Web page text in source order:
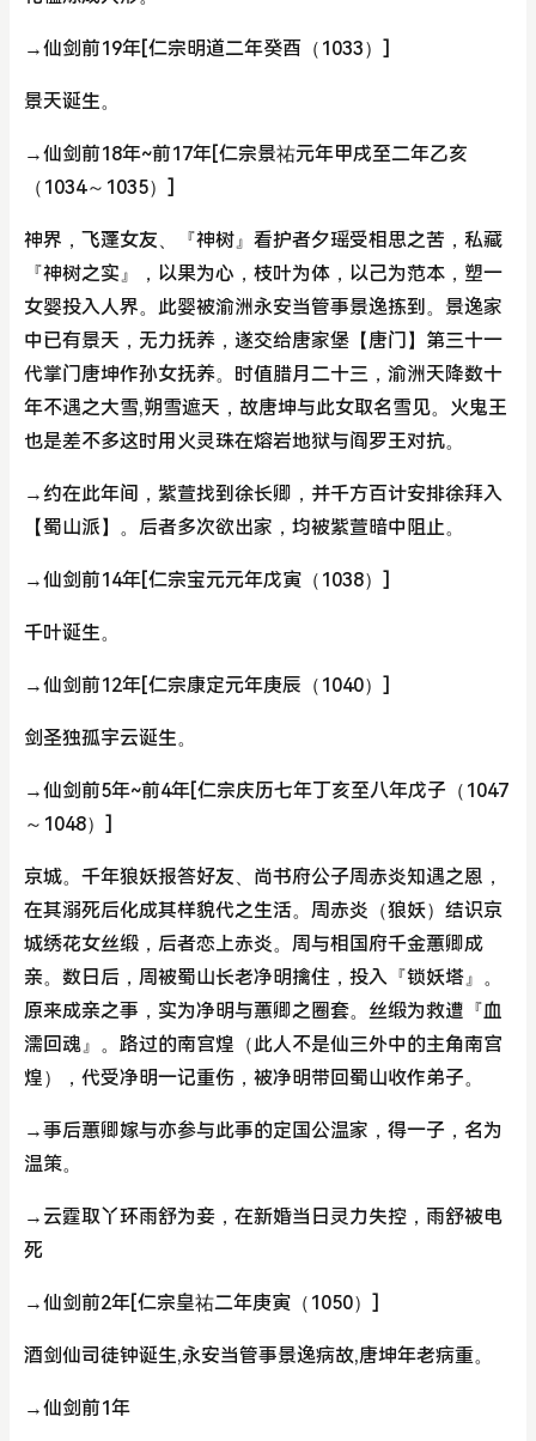
→仙剑前19年[仁宗明道二年癸酉（1033）]
景天诞生。
→仙剑前18年~前17年[仁宗景祐元年甲戌至二年乙亥
（1034～1035）]
神界，飞蓬女友、『神树』看护者夕瑶受相思之苦，私藏
『神树之实』，以果为心，枝叶为体，以己为范本，塑一
女婴投入人界。此婴被渝洲永安当管事景逸拣到。景逸家
中已有景天，无力抚养，遂交给唐家堡【唐门】第三十一
代掌门唐坤作孙女抚养。时值腊月二十三，渝洲天降数十
年不遇之大雪,朔雪遮天，故唐坤与此女取名雪见。火鬼王
也是差不多这时用火灵珠在熔岩地狱与阎罗王对抗。
→约在此年间，紫萱找到徐长卿，并千方百计安排徐拜入
【蜀山派】。后者多次欲出家，均被紫萱暗中阻止。
→仙剑前14年[仁宗宝元元年戊寅（1038）]
千叶诞生。
→仙剑前12年[仁宗康定元年庚辰（1040）]
剑圣独孤宇云诞生。
→仙剑前5年~前4年[仁宗庆历七年丁亥至八年戊子（1047
～1048）]
京城。千年狼妖报答好友、尚书府公子周赤炎知遇之恩，
在其溺死后化成其样貌代之生活。周赤炎（狼妖）结识京
城绣花女丝缎，后者恋上赤炎。周与相国府千金蕙卿成
亲。数日后，周被蜀山长老净明擒住，投入『锁妖塔』。
原来成亲之事，实为净明与蕙卿之圈套。丝缎为救遭『血
濡回魂』。路过的南宫煌（此人不是仙三外中的主角南宫
煌），代受净明一记重伤，被净明带回蜀山收作弟子。
→事后蕙卿嫁与亦参与此事的定国公温家，得一子，名为
温策。
→云霆取丫环雨舒为妾，在新婚当日灵力失控，雨舒被电
死
→仙剑前2年[仁宗皇祐二年庚寅（1050）]
酒剑仙司徒钟诞生,永安当管事景逸病故,唐坤年老病重。
→仙剑前1年